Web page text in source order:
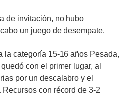
de invitación, no hubo
un juego de desempate.
la categoría 15-16 años Pesada,
con el primer lugar, al
por un descalabro y el
con récord de 3-2